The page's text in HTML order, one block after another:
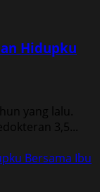
Hidupku
yang lalu.
3,5...
Bersama Ibu